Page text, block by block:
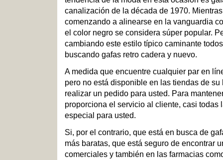
canalización de la década de 1970.
comenzando a alinearse en la vanguardia
el color negro se considera súper popular.
cambiando este estilo típico caminante
buscando gafas retro cadera y nuevo.
A medida que encuentre cualquier par en
pero no está disponible en las tiendas de
realizar un pedido para usted. Para
proporciona el servicio al cliente, casi todas
especial para usted.
Si, por el contrario, que está en busca de
más baratas, que está seguro de encontrar
comerciales y también en las farmacias